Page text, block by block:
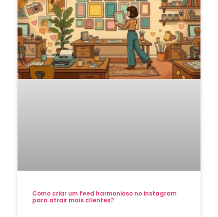
Como criar um feed harmonioso no instagram
para atrair mais clientes?